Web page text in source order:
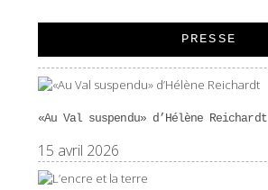
PRESSE
«Au Val suspendu» d’Hélène Reichardt
15 avril 2026